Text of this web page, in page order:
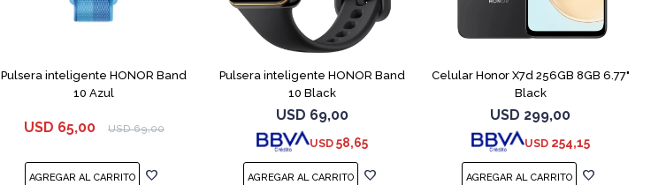
Pulsera inteligente HONOR Band
10 Azul
USD 65,00 USD 69,00
Pulsera inteligente HONOR Band
10 Black
USD 69,00
USD 58,65
Celular Honor X7d 256GB 8GB 6.77"
Black
USD 299,00
USD 254,15
COMPARAR